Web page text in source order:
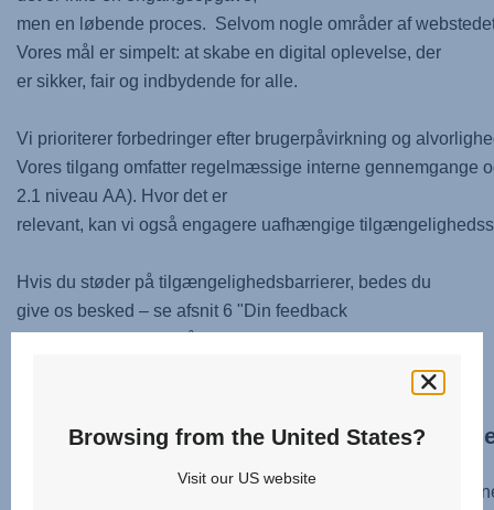
men en løbende proces. Selvom nogle områder af
Vores mål er simpelt: at skabe en digital oplevelse, der
er sikker, fair og indbydende for alle.
Vi prioriterer forbedringer efter brugerpåvirkning og
Vores tilgang omfatter regelmæssige interne gennemgange
2.1 niveau AA). Hvor det er
relevant, kan vi også engagere uafhængige
Hvis du støder på tilgængelighedsbarrierer, bedes du
give os besked – se afsnit 6 "Din feedback
4. Tekniske krav og understøttede
Vores websted er designet til at fungere med aktuelle
Browsing from the United States?
Visit our US website